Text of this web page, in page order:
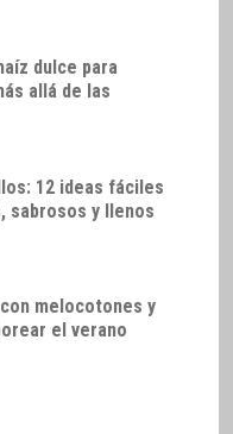
dulce para
allá de las
12 ideas fáciles
sabrosos y llenos
melocotones y
el verano